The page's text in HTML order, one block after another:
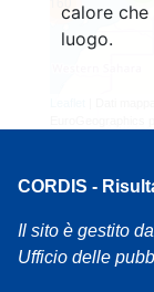
calore
luogo.
CORDIS -
Il sito è gestito
Ufficio delle